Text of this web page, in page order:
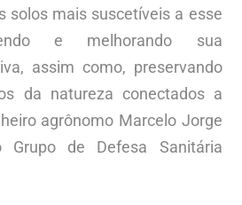
solos mais suscetíveis a esse
e melhorando sua
assim como, preservando
da natureza conectados a
agrônomo Marcelo Jorge
Grupo de Defesa Sanitária